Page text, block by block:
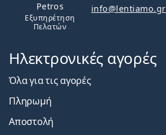
Petros
Εξυπηρέτηση
Πελατών
info@lentiamo.gr
Ηλεκτρονικές αγορές
Όλα για τις αγορές
Πληρωμή
Αποστολή